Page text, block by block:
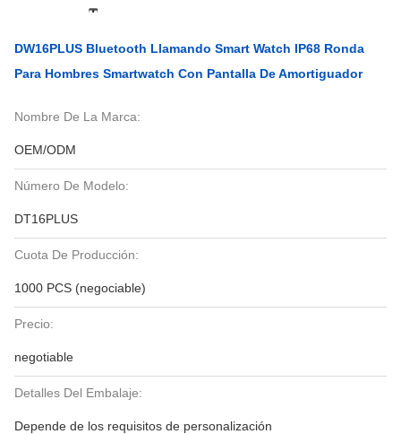
DW16PLUS Bluetooth Llamando Smart Watch IP68 Ronda
Para Hombres Smartwatch Con Pantalla De Amortiguador
Nombre De La Marca:
OEM/ODM
Número De Modelo:
DT16PLUS
Cuota De Producción:
1000 PCS (negociable)
Precio:
negotiable
Detalles Del Embalaje:
Depende de los requisitos de personalización